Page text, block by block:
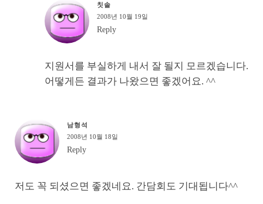
칫솔
2008년 10월 19일
Reply
지원서를 부실하게 내서 잘 될지 모르겠습니다.
어떻게든 결과가 나왔으면 좋겠어요. ^^
남형석
2008년 10월 18일
Reply
저도 꼭 되셨으면 좋겠네요. 간담회도 기대됩니다^^